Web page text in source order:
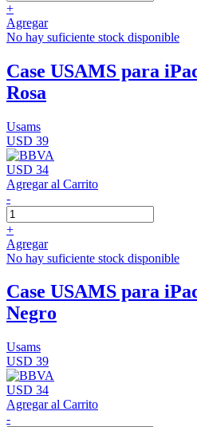
+
Agregar
No hay suficiente stock disponible
Case USAMS para
Rosa
Usams
USD 39
USD 34
Agregar al Carrito
-
+
Agregar
No hay suficiente stock disponible
Case USAMS para
Negro
Usams
USD 39
USD 34
Agregar al Carrito
-